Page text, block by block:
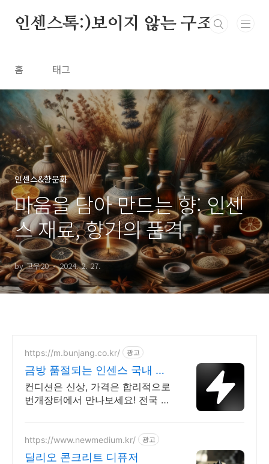
인센스톡:)보이지 않는 구조
홈 태그
인센스&향문화
마음을 담아 만드는 향: 인센
스 재료, 향기의 품격
by 고우20 2024. 2. 27.
https://m.bunjang.co.kr/ 광고
금방 품절되는 인센스 국내 최
대 브랜드 중고거래
컨디션은 신상, 가격은 합리적으로
번개장터에서 만나보세요! 전국 각
로드
https://www.newmedium.kr/ 광고
딜리오 콘크리트 디퓨저